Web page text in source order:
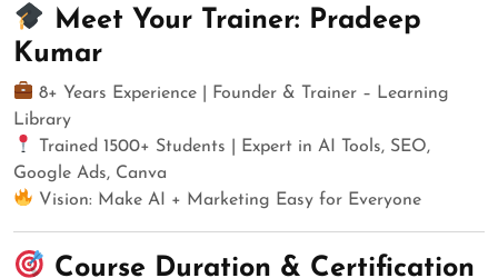
Meet Your Trainer: Pradeep
Kumar
8+ Years Experience | Founder & Trainer – Learning
Library
Trained 1500+ Students | Expert in AI Tools, SEO,
Google Ads, Canva
Vision: Make AI + Marketing Easy for Everyone
Course Duration & Certification